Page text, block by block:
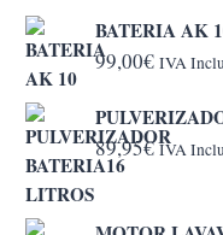
BATERIA AK
99,00€ IVA
89,95€ IVA